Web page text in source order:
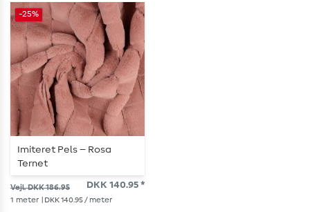
-25%
Imiteret Pels – Rosa
Ternet
Vejl. DKK 186.95 DKK 140.95 *
1 meter | DKK 140.95 / meter